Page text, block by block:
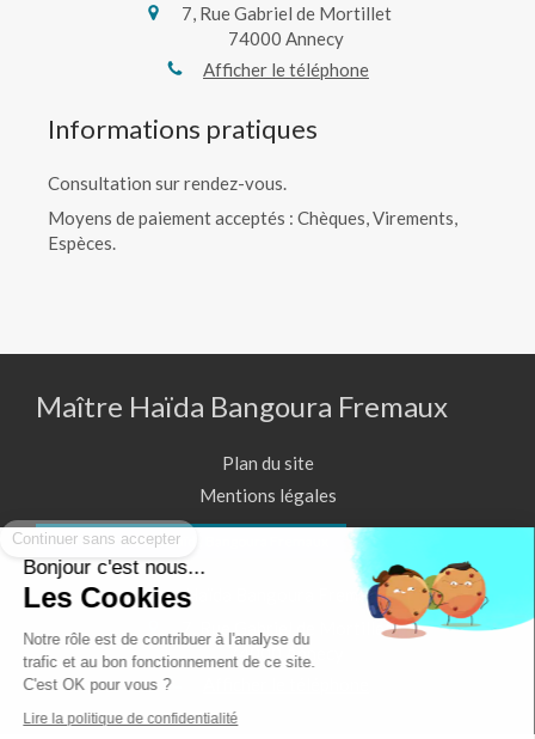
7, Rue Gabriel de Mortillet
74000 Annecy
Afficher le téléphone
Informations pratiques
Consultation sur rendez-vous.
Moyens de paiement acceptés : Chèques, Virements,
Espèces.
Maître Haïda Bangoura Fremaux
Plan du site
Mentions légales
Contacter Maître Haïda Bangoura Fremaux
Haïda Bangoura Fremaux
7, Rue Gabriel de Mortillet
74000
Annecy
Bonjour c'est nous...
Les Cookies
Notre rôle est de contribuer à l'analyse du
trafic et au bon fonctionnement de ce site.
C'est OK pour vous ?
Lire la politique de confidentialité